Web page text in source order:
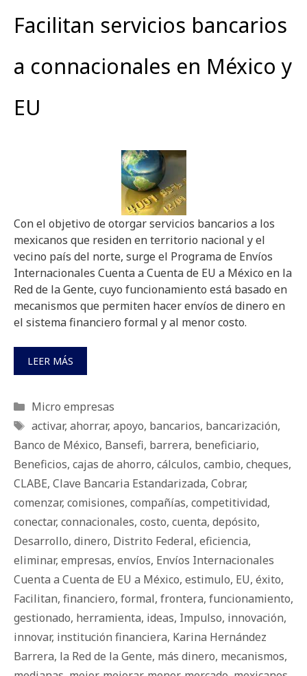
Facilitan servicios bancarios
a connacionales en México y
EU
Con el objetivo de otorgar servicios bancarios a los
mexicanos que residen en territorio nacional y el
vecino país del norte, surge el Programa de Envíos
Internacionales Cuenta a Cuenta de EU a México en la
Red de la Gente, cuyo funcionamiento está basado en
mecanismos que permiten hacer envíos de dinero en
el sistema financiero formal y al menor costo.
LEER MÁS
Categorías
Micro empresas
Etiquetas
activar, ahorrar, apoyo, bancarios, bancarización,
Banco de México, Bansefi, barrera, beneficiario,
Beneficios, cajas de ahorro, cálculos, cambio, cheques,
CLABE, Clave Bancaria Estandarizada, Cobrar,
comenzar, comisiones, compañías, competitividad,
conectar, connacionales, costo, cuenta, depósito,
Desarrollo, dinero, Distrito Federal, eficiencia,
eliminar, empresas, envíos, Envíos Internacionales
Cuenta a Cuenta de EU a México, estimulo, EU, éxito,
Facilitan, financiero, formal, frontera, funcionamiento,
gestionado, herramienta, ideas, Impulso, innovación,
innovar, institución financiera, Karina Hernández
Barrera, la Red de la Gente, más dinero, mecanismos,